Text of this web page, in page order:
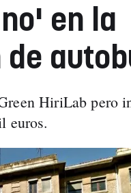
en la
HiriLab pero
euros.